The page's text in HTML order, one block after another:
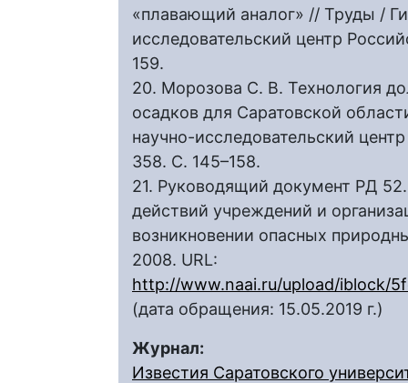
«плавающий аналог» // Труды /
исследовательский центр
159.
20. Морозова С. В. Технология
осадков для Саратовской
научно-исследовательский
358. С. 145–158.
21. Руководящий документ РД
действий учреждений и
возникновении опасных
2008. URL:
http://www.naai.ru/upload/iblock/
(дата обращения: 15.05.2019 г.)
Журнал:
Известия Саратовского